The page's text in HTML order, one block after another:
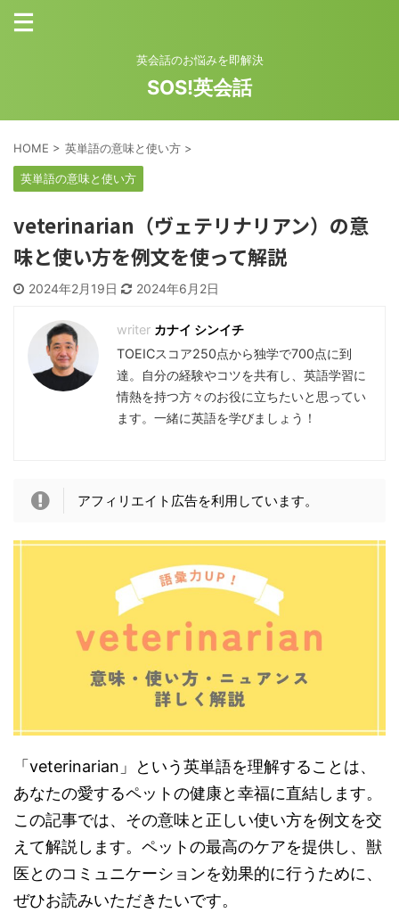
英会話のお悩みを即解決
SOS!英会話
HOME > 英単語の意味と使い方 >
英単語の意味と使い方
veterinarian（ヴェテリナリアン）の意
味と使い方を例文を使って解説
2024年2月19日 2024年6月2日
カナイ シンイチ
TOEICスコア250点から独学で700点に到
達。自分の経験やコツを共有し、英語学習に
情熱を持つ方々のお役に立ちたいと思ってい
ます。一緒に英語を学びましょう！
アフィリエイト広告を利用しています。
「veterinarian」という英単語を理解することは、
あなたの愛するペットの健康と幸福に直結します。
この記事では、その意味と正しい使い方を例文を交
えて解説します。ペットの最高のケアを提供し、獣
医とのコミュニケーションを効果的に行うために、
ぜひお読みいただきたいです。